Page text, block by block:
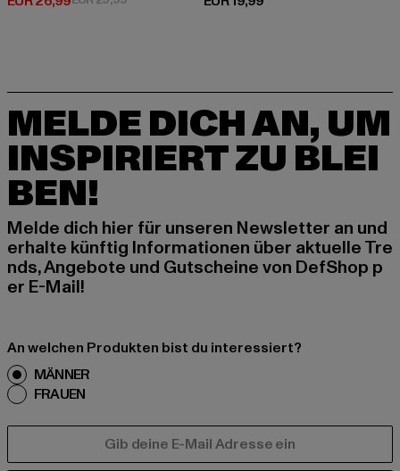
MELDE DICH AN, UM
INSPIRIERT ZU BLEI
BEN!
Melde dich hier für unseren Newsletter an und
erhalte künftig Informationen über aktuelle Tre
nds, Angebote und Gutscheine von DefShop p
er E-Mail!
An welchen Produkten bist du interessiert?
MÄNNER
FRAUEN